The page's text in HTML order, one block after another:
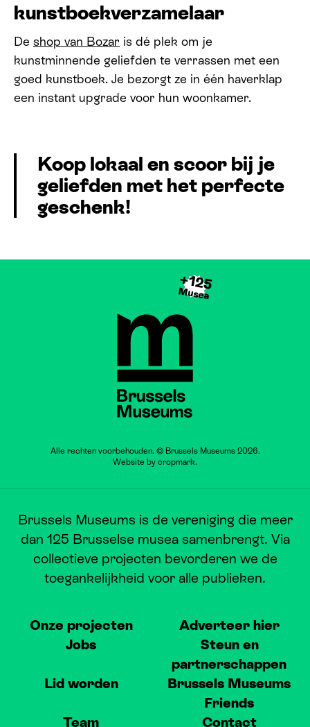
kunstboekverzamelaar
De shop van Bozar is dé plek om je
kunstminnende geliefden te verrassen met een
goed kunstboek. Je bezorgt ze in één haverklap
een instant upgrade voor hun woonkamer.
Koop lokaal en scoor bij je
geliefden met het perfecte
geschenk!
+125
Musea
Brussels Museums
Alle rechten voorbehouden. © Brussels Museums 2026.
Website by cropmark.
Brussels Museums is de vereniging die meer
dan 125 Brusselse musea samenbrengt. Via
collectieve projecten bevorderen we de
toegankelijkheid voor alle publieken.
Onze projecten
Adverteer hier
Jobs
Steun en
partnerschappen
Lid worden
Brussels Museums
Friends
Team
Contact